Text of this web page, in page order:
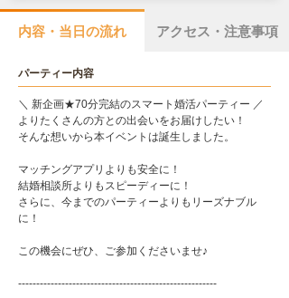
内容・当日の流れ アクセス・注意事項
パーティー内容
＼ 新企画★70分完結のスマート婚活パーティー ／
よりたくさんの方との出会いをお届けしたい！
そんな想いから本イベントは誕生しました。
マッチングアプリよりも安全に！
結婚相談所よりもスピーディーに！
さらに、今までのパーティーよりもリーズナブル
に！
この機会にぜひ、ご参加くださいませ♪
-------------------------------------------------------